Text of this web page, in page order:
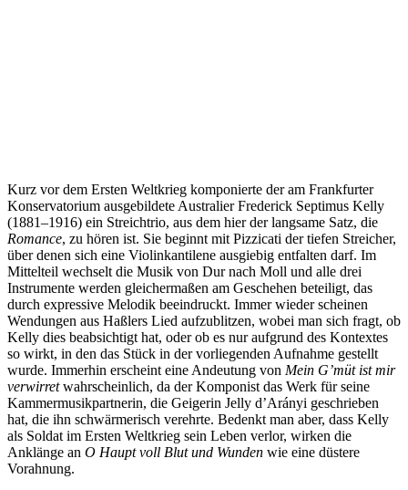
Kurz vor dem Ersten Weltkrieg komponierte der am Frankfurter
Konservatorium ausgebildete Australier Frederick Septimus Kelly
(1881–1916) ein Streichtrio, aus dem hier der langsame Satz, die
Romance, zu hören ist. Sie beginnt mit Pizzicati der tiefen Streicher,
über denen sich eine Violinkantilene ausgiebig entfalten darf. Im
Mittelteil wechselt die Musik von Dur nach Moll und alle drei
Instrumente werden gleichermaßen am Geschehen beteiligt, das
durch expressive Melodik beeindruckt. Immer wieder scheinen
Wendungen aus Haßlers Lied aufzublitzen, wobei man sich fragt, ob
Kelly dies beabsichtigt hat, oder ob es nur aufgrund des Kontextes
so wirkt, in den das Stück in der vorliegenden Aufnahme gestellt
wurde. Immerhin erscheint eine Andeutung von Mein G’müt ist mir
verwirretwahrscheinlich, da der Komponist das Werk für seine
Kammermusikpartnerin, die Geigerin Jelly d’Arányi geschrieben
hat, die ihn schwärmerisch verehrte. Bedenkt man aber, dass Kelly
als Soldat im Ersten Weltkrieg sein Leben verlor, wirken die
Anklänge an O Haupt voll Blut und Wunden wie eine düstere
Vorahnung.